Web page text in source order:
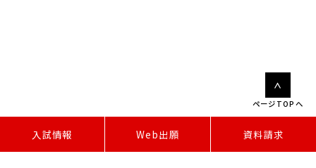
入試情報 Web出願 資料請求
ページTOPへ